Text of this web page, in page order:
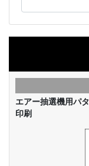
エアー抽選機用
印刷